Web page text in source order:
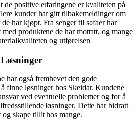
de positive erfaringene er kvaliteten på
kunder har gitt tilbakemeldinger om
har kjøpt. Fra senger til sofaer har
produktene de har mottatt, og mange
og utførelsen.
har også fremhevet den gode
finne løsninger hos Skeidar. Kundene
ved eventuelle problemer og for å
løsninger. Dette har bidratt
skape tillit hos mange.